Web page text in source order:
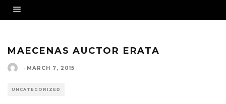
MAECENAS AUCTOR ERATA
· MARCH 7, 2015
UNCATEGORIZED